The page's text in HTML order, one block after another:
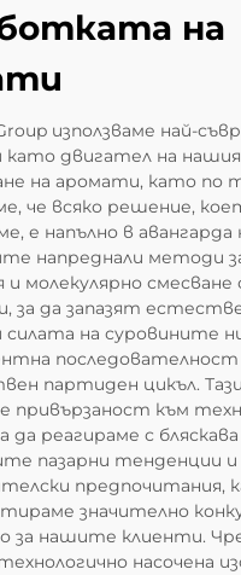
на
използваме най-
като двигател на нашия
на аромати, като по
че всяко решение,
е напълно в
напреднали методи
и молекулярно
за да запазят
на суровините
последователност
партиден цикъл.
привързаност към
да реагираме с
пазарни тенденции
предпочитания,
значително
за нашите клиенти.
насочена